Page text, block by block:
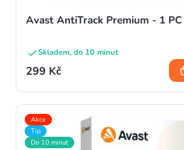
Avast AntiTrack Premium - 1
Skladem, do 10 minut
299 Kč
Akce
Tip
Do 10 minut